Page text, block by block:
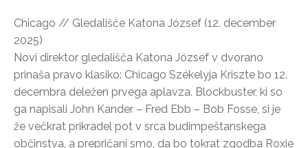
Chicago // Gledališče Katona József (12. december
2025)
Novi direktor gledališča Katona József v dvorano
prinaša pravo klasiko: Chicago Székelyja Kriszte bo 12.
decembra deležen prvega aplavza. Blockbuster, ki so
ga napisali John Kander – Fred Ebb – Bob Fosse, si je
že večkrat prikradel pot v srca budimpeštanskega
občinstva, a prepričani smo, da bo tokrat zgodba Roxie